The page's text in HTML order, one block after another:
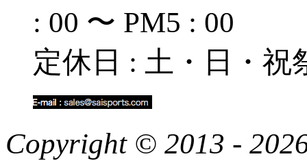
: 00 〜 PM5 : 00
定休日 : 土・日・祝
Copyright © 2013 -